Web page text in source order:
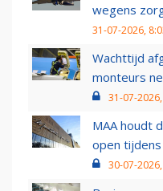
wegens
31-07-2026,
Wachttijd
monteurs
31-07-
MAA houdt
open
30-07-